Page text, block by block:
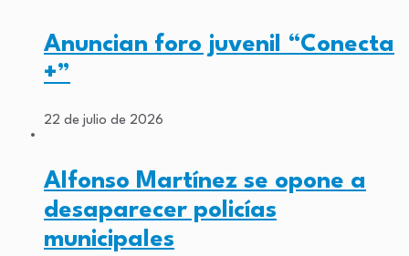
Anuncian foro juvenil “Conecta
+”
22 de julio de 2026
Alfonso Martínez se opone a
desaparecer policías
municipales